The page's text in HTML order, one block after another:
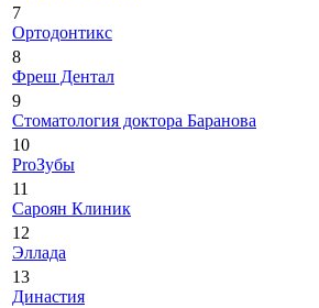
7
Ортодонтикс
8
Фреш Дентал
9
Стоматология доктора Баранова
10
ProЗубы
11
Сароян Клиник
12
Эллада
13
Династия